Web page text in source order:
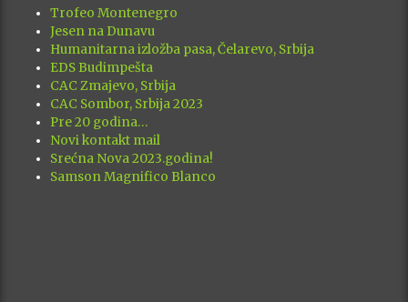
Trofeo Montenegro
Jesen na Dunavu
Humanitarna izložba pasa, Čelarevo, Srbija
EDS Budimpešta
CAC Zmajevo, Srbija
CAC Sombor, Srbija 2023
Pre 20 godina…
Novi kontakt mail
Srećna Nova 2023.godina!
Samson Magnifico Blanco